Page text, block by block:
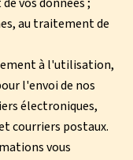
au traitement de
à l'utilisation,
l'envoi de nos
électroniques,
courriers postaux.
vous